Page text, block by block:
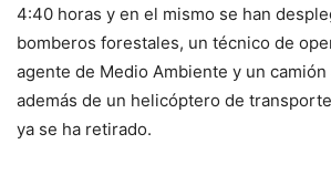
4:40 horas y en el mismo se han
bomberos forestales, un técnico de
agente de Medio Ambiente y un camión
además de un helicóptero de
ya se ha retirado.